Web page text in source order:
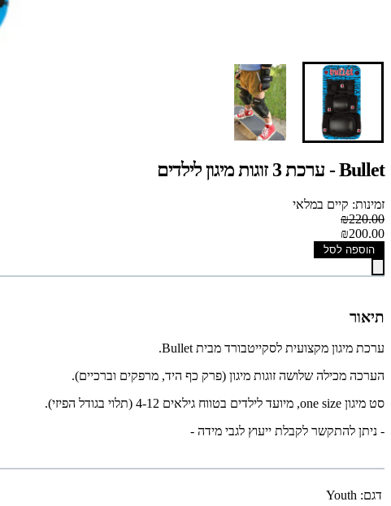
Bullet - ערכת 3 זוגות מיגון לילדים
זמינות: קיים במלאי
₪220.00
₪200.00
הוספה לסל
תיאור
ערכת מיגון מקצועית לסקייטבורד מבית Bullet.
הערכה מכילה שלושה זוגות מיגון (פרק כף היד, מרפקים וברכיים).
סט מיגון one size, מיועד לילדים בטווח גילאים 4-12 (תלוי בגודל הפיזי).
- ניתן להתקשר לקבלת ייעוץ לגבי מידה -
דגם: Youth